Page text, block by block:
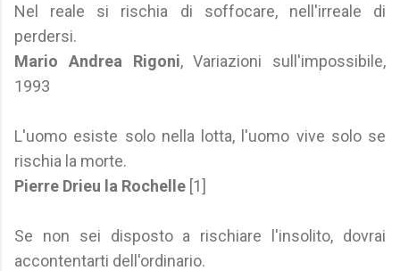
Nel reale si rischia di soffocare, nell'irreale di
perdersi.
Mario Andrea Rigoni, Variazioni sull'impossibile,
1993
L'uomo esiste solo nella lotta, l'uomo vive solo se
rischia la morte.
Pierre Drieu la Rochelle [1]
Se non sei disposto a rischiare l'insolito, dovrai
accontentarti dell'ordinario.